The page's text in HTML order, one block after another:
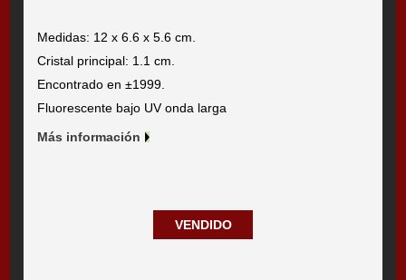
Medidas: 12 x 6.6 x 5.6 cm.
Cristal principal: 1.1 cm.
Encontrado en ±1999.
Fluorescente bajo UV onda larga
Más información
VENDIDO